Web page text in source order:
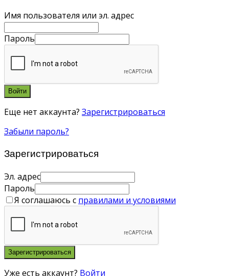
Имя пользователя или эл. адрес
Пароль
Войти
Еще нет аккаунта? Зарегистрироваться
Забыли пароль?
Зарегистрироваться
Эл. адрес
Пароль
Я соглашаюсь с правилами и условиями
Зарегистрироваться
Уже есть аккаунт? Войти